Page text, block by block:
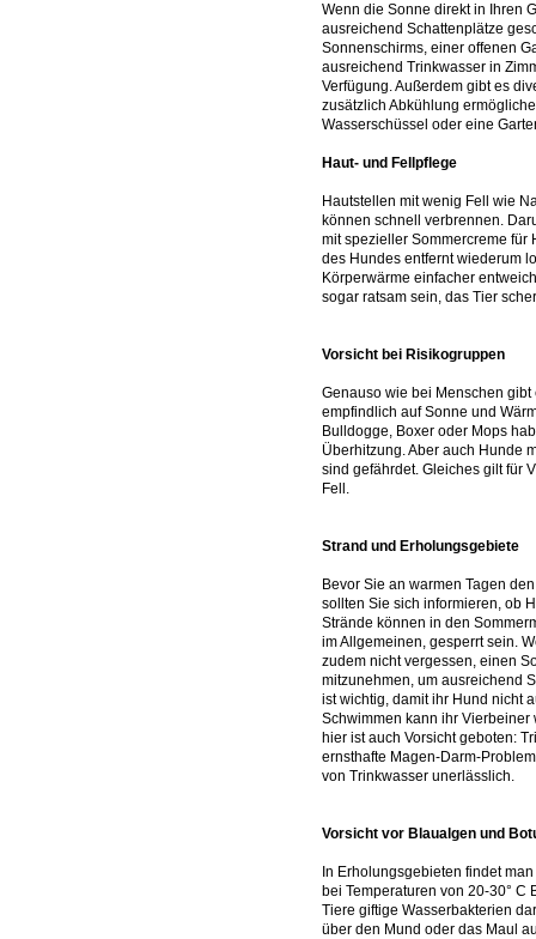
Wenn die Sonne direkt in Ihren
ausreichend Schattenplätze
Sonnenschirms, einer offenen
ausreichend Trinkwasser in
Verfügung. Außerdem gibt es
zusätzlich Abkühlung
Wasserschüssel oder eine
Haut- und Fellpflege
Hautstellen mit wenig Fell wie
können schnell verbrennen.
mit spezieller Sommercreme
des Hundes entfernt wiederum
Körperwärme einfacher
sogar ratsam sein, das Tier
Vorsicht bei Risikogruppen
Genauso wie bei Menschen
empfindlich auf Sonne und
Bulldogge, Boxer oder Mops
Überhitzung. Aber auch Hunde
sind gefährdet. Gleiches gilt für
Fell.
Strand und Erholungsgebiete
Bevor Sie an warmen Tagen
sollten Sie sich informieren, ob
Strände können in den
im Allgemeinen, gesperrt sein.
zudem nicht vergessen, einen
mitzunehmen, um ausreichend
ist wichtig, damit ihr Hund nicht
Schwimmen kann ihr
hier ist auch Vorsicht geboten:
ernsthafte Magen-Darm-
von Trinkwasser unerlässlich.
Vorsicht vor Blaualgen und
In Erholungsgebieten findet
bei Temperaturen von 20-30°
Tiere giftige Wasserbakterien
über den Mund oder das Maul